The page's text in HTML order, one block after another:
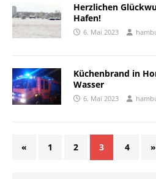
Herzlichen
Hafen!
6. Mai 2023
Küchenbrand in
Wasser
6. Mai 2023
« 1 2 3 4 »